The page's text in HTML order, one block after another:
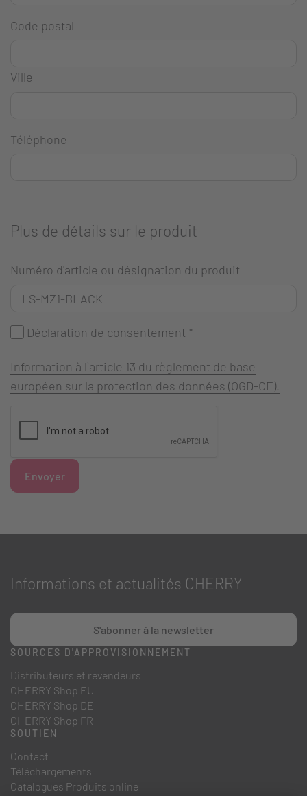
Code postal
Ville
Téléphone
Plus de détails sur le produit
Numéro d'article ou désignation du produit
Déclaration de consentement *
Information à l`article 13 du règlement de base
européen sur la protection des données (OGD-CE).
Envoyer
Informations et actualités CHERRY
S'abonner à la newsletter
SOURCES D'APPROVISIONNEMENT
Distributeurs et revendeurs
CHERRY Shop EU
CHERRY Shop DE
CHERRY Shop FR
SOUTIEN
Contact
Téléchargements
Catalogues Produits online